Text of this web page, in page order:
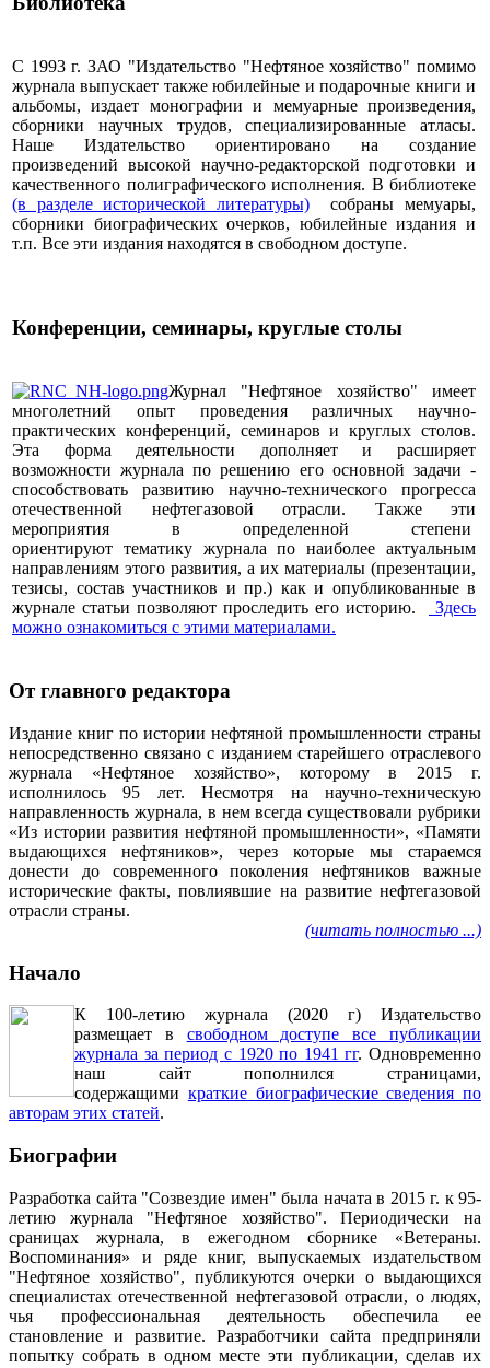
С 1993 г. ЗАО "Издательство "Нефтяное хозяйство" помимо
журнала выпускает также юбилейные и подарочные книги и
альбомы, издает монографии и мемуарные произведения,
сборники научных трудов, специализированные атласы.
Наше Издательство ориентировано на создание
произведений высокой научно-редакторской подготовки и
качественного полиграфического исполнения. В библиотеке
(в разделе исторической литературы) собраны мемуары,
сборники биографических очерков, юбилейные издания и
т.п. Все эти издания находятся в свободном доступе.
Конференции, семинары, круглые столы
Журнал "Нефтяное хозяйство" имеет
многолетний опыт проведения различных научно-
практических конференций, семинаров и круглых столов.
Эта форма деятельности дополняет и расширяет
возможности журнала по решению его основной задачи -
способствовать развитию научно-технического прогресса
отечественной нефтегазовой отрасли. Также эти
мероприятия в определенной степени
ориентируют тематику журнала по наиболее актуальным
направлениям этого развития, а их материалы (презентации,
тезисы, состав участников и пр.) как и опубликованные в
журнале статьи позволяют проследить его историю.
Здесь
можно ознакомиться с этими материалами.
От главного редактора
Издание книг по истории нефтяной промышленности страны
непосредственно связано с изданием старейшего отраслевого
журнала «Нефтяное хозяйство», которому в 2015 г.
исполнилось 95 лет. Несмотря на научно-техническую
направленность журнала, в нем всегда существовали рубрики
«Из истории развития нефтяной промышленности», «Памяти
выдающихся нефтяников», через которые мы стараемся
донести до современного поколения нефтяников важные
исторические факты, повлиявшие на развитие нефтегазовой
отрасли страны.
(читать полностью ...)
Начало
К 100-летию журнала (2020 г) Издательство
размещает в свободном доступе все публикации
журнала за период с 1920 по 1941 гг. Одновременно
наш сайт пополнился страницами,
содержащими краткие биографические сведения по
авторам этих статей.
Биографии
Разработка сайта "Созвездие имен" была начата в 2015 г. к 95-
летию журнала "Нефтяное хозяйство". Периодически на
сраницах журнала, в ежегодном сборнике «Ветераны.
Воспоминания» и ряде книг, выпускаемых издательством
"Нефтяное хозяйство", публикуются очерки о выдающихся
специалистах отечественной нефтегазовой отрасли, о людях,
чья профессиональная деятельность обеспечила ее
становление и развитие. Разработчики сайта предприняли
попытку собрать в одном месте эти публикации, сделав их